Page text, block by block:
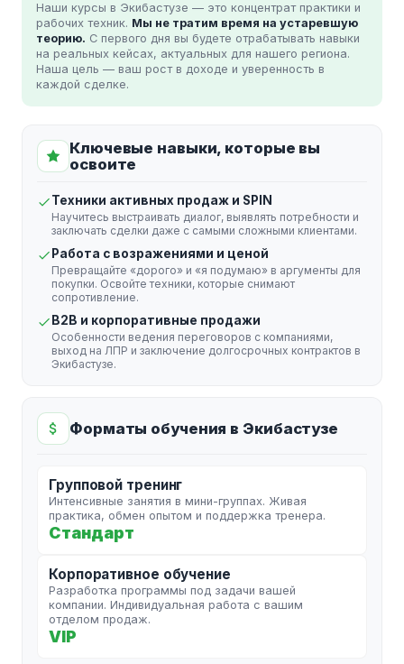
Наши курсы в Экибастузе — это концентрат практики и
рабочих техник. Мы не тратим время на устаревшую
теорию. С первого дня вы будете отрабатывать навыки
на реальных кейсах, актуальных для нашего региона.
Наша цель — ваш рост в доходе и уверенность в
каждой сделке.
Ключевые навыки, которые вы
освоите
Техники активных продаж и SPIN
Научитесь выстраивать диалог, выявлять потребности и
заключать сделки даже с самыми сложными клиентами.
Работа с возражениями и ценой
Превращайте «дорого» и «я подумаю» в аргументы для
покупки. Освойте техники, которые снимают
сопротивление.
B2B и корпоративные продажи
Особенности ведения переговоров с компаниями,
выход на ЛПР и заключение долгосрочных контрактов в
Экибастузе.
Форматы обучения в Экибастузе
Групповой тренинг
Интенсивные занятия в мини-группах. Живая
практика, обмен опытом и поддержка тренера.
Стандарт
Корпоративное обучение
Разработка программы под задачи вашей
компании. Индивидуальная работа с вашим
отделом продаж.
VIP